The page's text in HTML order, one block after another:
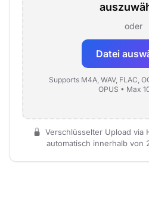
oder
Datei
Supports M4A, WAV, FLAC,
OPUS • Max
Verschlüsselter Upload via
automatisch innerhalb von